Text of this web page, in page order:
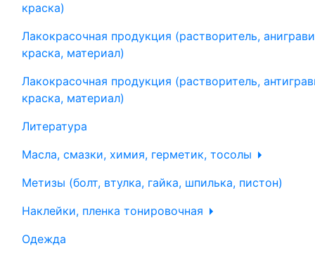
краска)
Лакокрасочная продукция (растворитель,
краска, материал)
Лакокрасочная продукция (растворитель,
краска, материал)
Литература
Масла, смазки, химия, герметик, тосолы
Метизы (болт, втулка, гайка, шпилька, пистон)
Наклейки, пленка тонировочная
Одежда